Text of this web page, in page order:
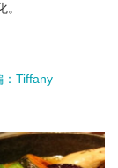
：Tiffany